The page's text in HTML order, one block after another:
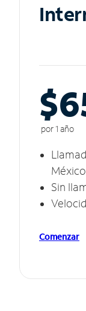
por 1 año
México
Sin
Comenzar